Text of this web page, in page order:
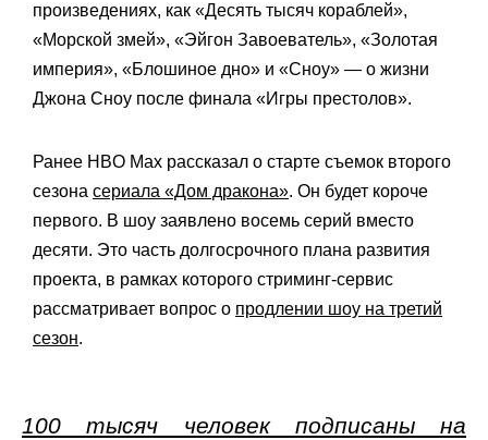
произведениях, как «Десять тысяч кораблей»,
«Морской змей», «Эйгон Завоеватель», «Золотая
империя», «Блошиное дно» и «Сноу» — о жизни
Джона Сноу после финала «Игры престолов».
Ранее HBO Max рассказал о старте съемок второго
сезона сериала «Дом дракона». Он будет короче
первого. В шоу заявлено восемь серий вместо
десяти. Это часть долгосрочного плана развития
проекта, в рамках которого стриминг-сервис
рассматривает вопрос о продлении шоу на третий
сезон.
100 тысяч человек подписаны на